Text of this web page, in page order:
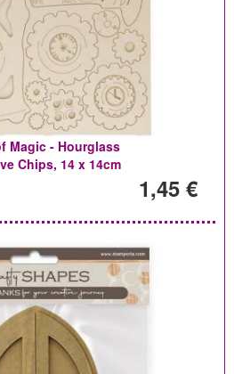
Magic - Hourglass
Chips, 14 x 14cm
1,45 €